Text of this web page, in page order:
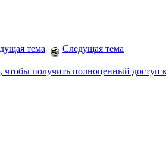
тема Следущая тема
чтобы получить полноценный доступ